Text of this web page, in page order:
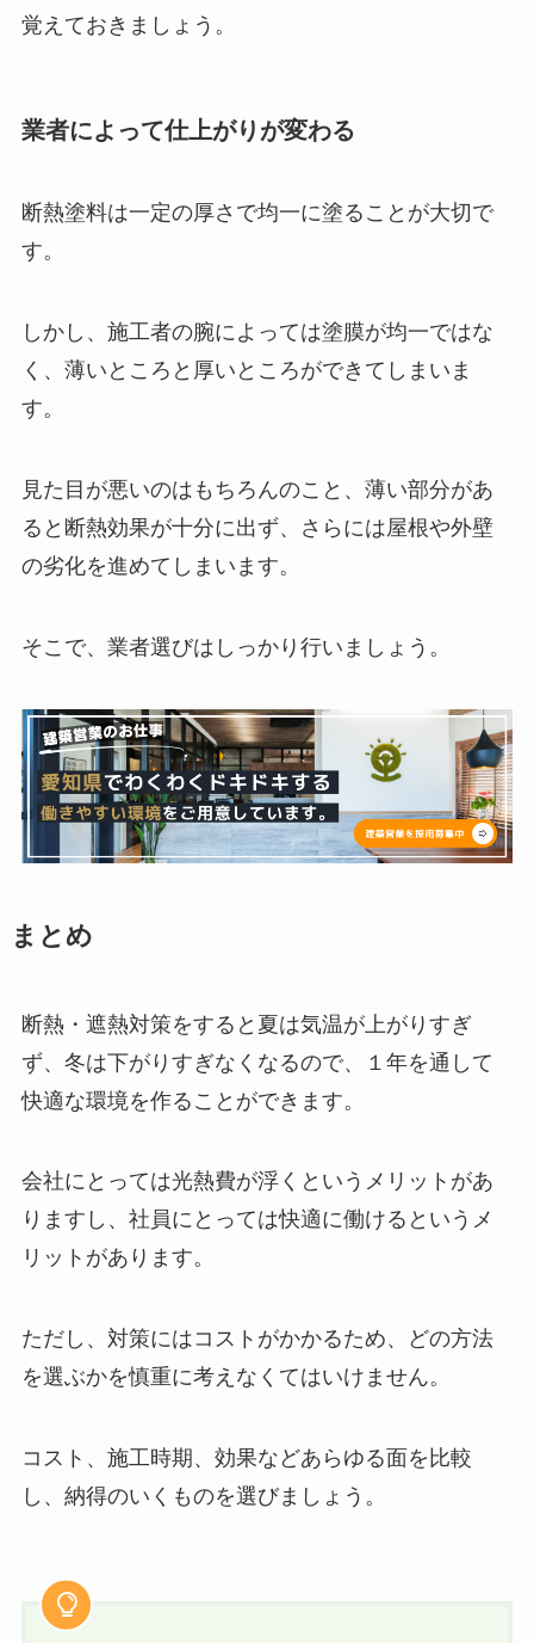
覚えておきましょう。
業者によって仕上がりが変わる
断熱塗料は一定の厚さで均一に塗ることが大切で
す。
しかし、施工者の腕によっては塗膜が均一ではな
く、薄いところと厚いところができてしまいま
す。
見た目が悪いのはもちろんのこと、薄い部分があ
ると断熱効果が十分に出ず、さらには屋根や外壁
の劣化を進めてしまいます。
そこで、業者選びはしっかり行いましょう。
まとめ
断熱・遮熱対策をすると夏は気温が上がりすぎ
ず、冬は下がりすぎなくなるので、１年を通して
快適な環境を作ることができます。
会社にとっては光熱費が浮くというメリットがあ
りますし、社員にとっては快適に働けるというメ
リットがあります。
ただし、対策にはコストがかかるため、どの方法
を選ぶかを慎重に考えなくてはいけません。
コスト、施工時期、効果などあらゆる面を比較
し、納得のいくものを選びましょう。